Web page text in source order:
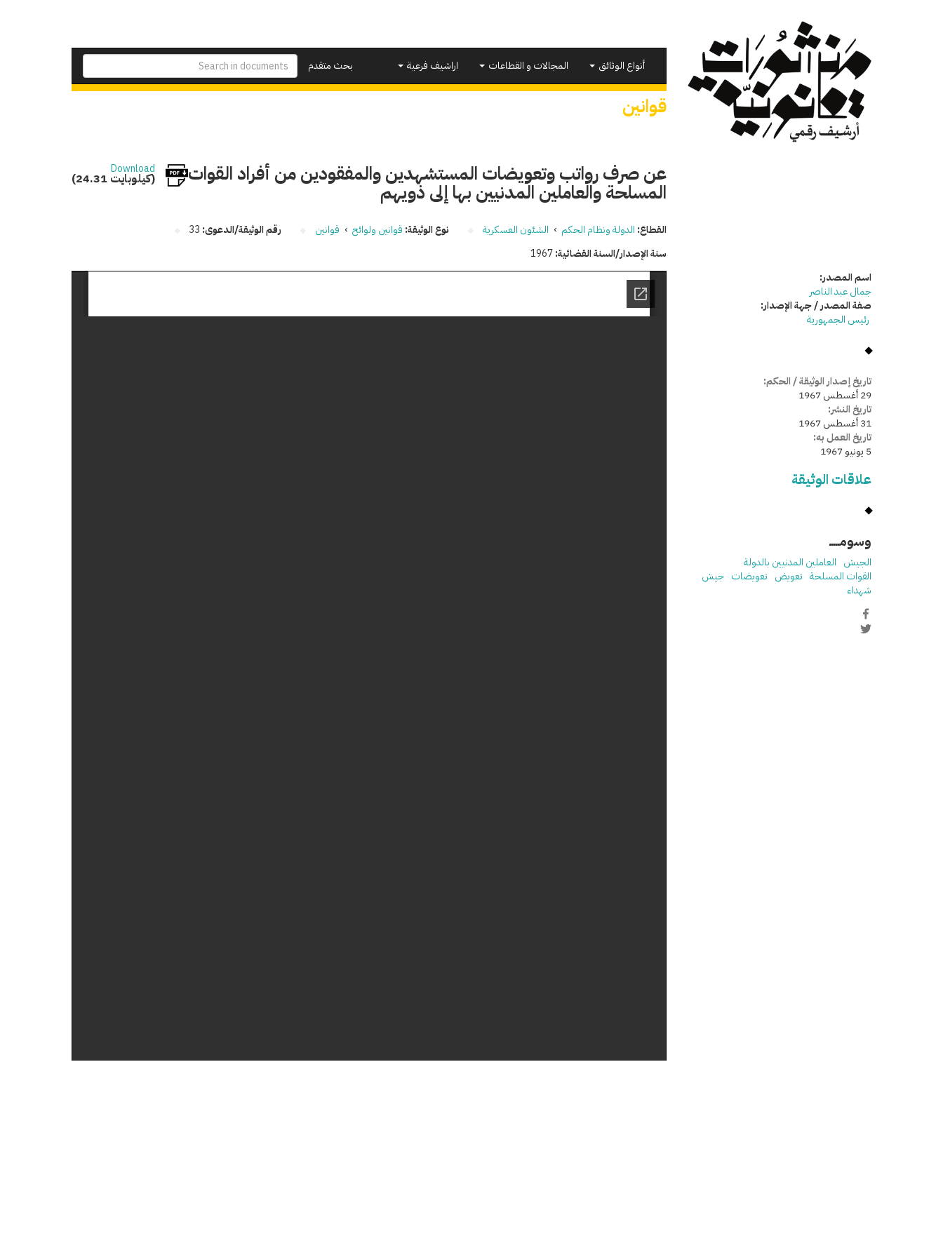
بحث متقدم
أنواع الوثائق المجالات و القطاعات اراشيف فرعية
قوانين
عن صرف رواتب وتعويضات المستشهدين والمفقودين من أفراد القوات
المسلحة والعاملين المدنيين بها إلى ذويهم
Download
(24.31 كيلوبايت)
القطاع: الدولة ونظام الحكم › الشئون العسكرية نوع الوثيقة: قوانين ولوائح › قوانين رقم الوثيقة/الدعوى: 33
سنة الإصدار/السنة القضائية:1967
اسم المصدر:
جمال عبد الناصر
صفة المصدر / جهة الإصدار:
رئيس الجمهورية
تاريخ إصدار الوثيقة / الحكم:
29 أغسطس 1967
تاريخ النشر:
31 أغسطس 1967
تاريخ العمل به:
5 يونيو 1967
علاقات الوثيقة
وسومـــــ
الجيش العاملين المدنيين بالدولة
القوات المسلحة تعويض تعويضات جيش
شهداء